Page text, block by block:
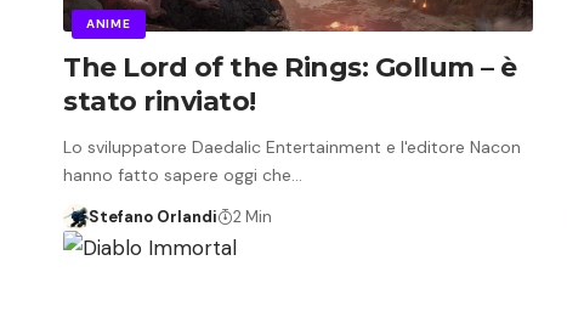
ANIME
The Lord of the Rings: Gollum – è
stato rinviato!
Lo sviluppatore Daedalic Entertainment e l'editore Nacon
hanno fatto sapere oggi che…
Stefano Orlandi 2 Min